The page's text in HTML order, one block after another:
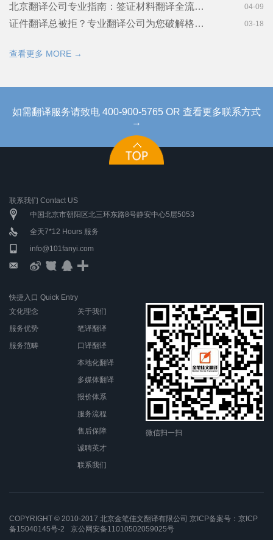
北京翻译公司专业指南：签证材料翻译全流程解析！金笔佳文翻译 04-09
证件翻译总被拒？专业翻译公司为您破解格式难题！金笔佳文翻译 03-18
查看更多 MORE →
如需翻译服务请致电 400-900-5765 OR 查看更多联系方式
→
联系我们 Contact US
中国北京市朝阳区北三环东路8号静安中心5层5053
全天7*12 Hours 服务
info@101fanyi.com
快捷入口 Quick Entry
文化理念
服务优势
服务范畴
关于我们
笔译翻译
口译翻译
本地化翻译
多媒体翻译
报价体系
服务流程
售后保障
诚聘英才
联系我们
微信扫一扫
COPYRIGHT © 2010-2017 北京金笔佳文翻译有限公司 京ICP备案号： 京ICP
备15040145号-2
京公网安备11010502059025号